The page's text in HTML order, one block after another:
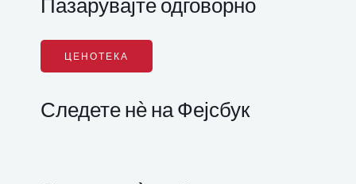
ЦЕНОТЕКА
Следете нѐ на Фејсбук